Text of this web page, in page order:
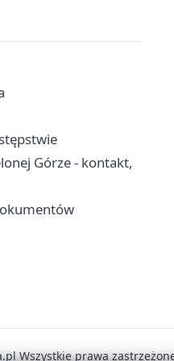
Górze - kontakt,
Wszystkie prawa